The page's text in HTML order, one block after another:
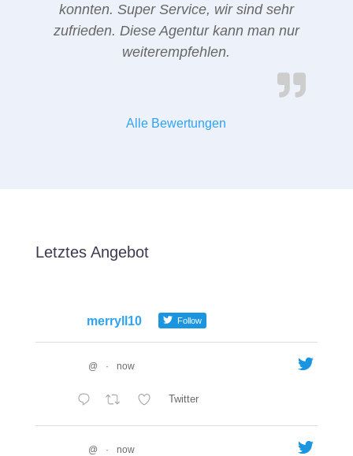
konnten. Super Service, wir sind sehr
zufrieden. Diese Agentur kann man nur
weiterempfehlen.
Alle Bewertungen
Letztes Angebot
merryll10 Follow
@ · now
Twitter
@ · now